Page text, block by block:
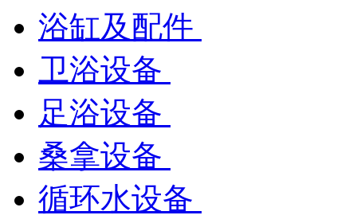
浴缸及配件
卫浴设备
足浴设备
桑拿设备
循环水设备